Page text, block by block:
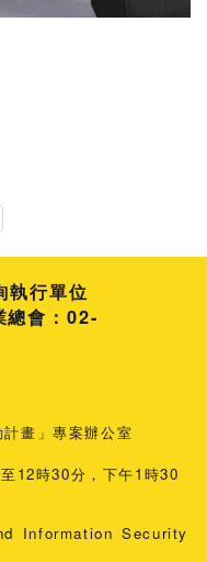
執行單位
總會：02-
畫」專案辦公室
12時30分，下午1時30
Information Security